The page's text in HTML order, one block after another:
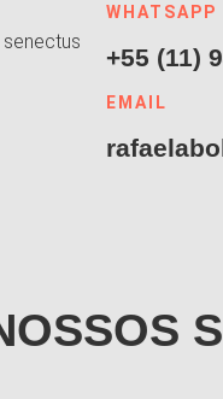
WHATSAPP
+55 (11)
EMAIL